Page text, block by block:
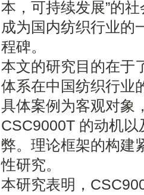
本，可持续发展”的
成为国内纺织行业的
程碑。
本文的研究目的在于
体系在中国纺织行业
具体案例为客观对象
CSC9000T 的动机
弊。理论框架的构建
性研究。
本研究表明，